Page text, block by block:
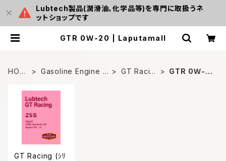
Lubtech製品(潤滑油、化学品等)を専門に取扱うネ
ットショップです
GTR 0Ｗ-20 | Laputamall
HOM
Gasoline Engine O
GT Racin
GTR 0Ｗ-2
GT Racing (ｼﾘ